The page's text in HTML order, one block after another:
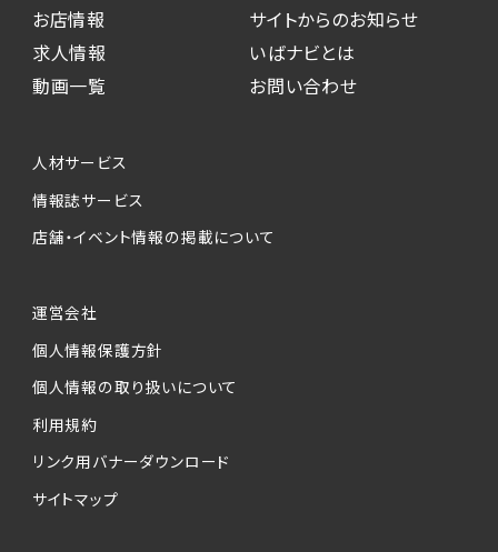
お店情報
求人情報
動画一覧
サイトからのお知らせ
いばナビとは
お問い合わせ
人材サービス
情報誌サービス
店舗・イベント情報の掲載について
運営会社
個人情報保護方針
個人情報の取り扱いについて
利用規約
リンク用バナーダウンロード
サイトマップ